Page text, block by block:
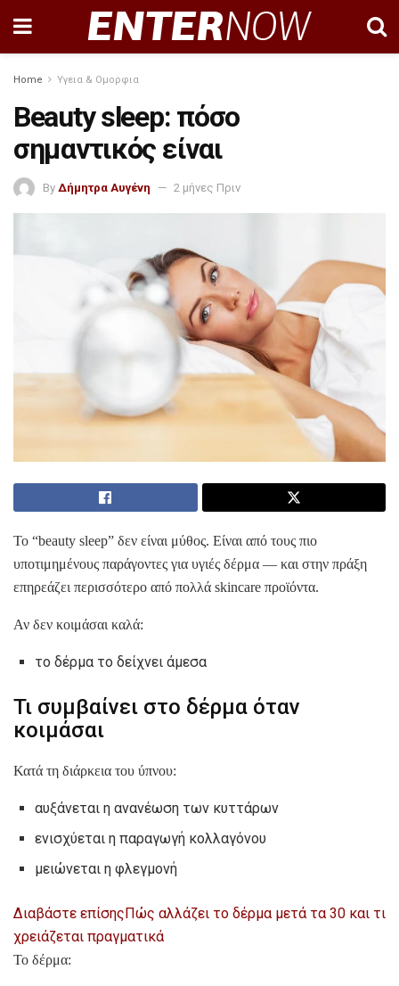
Home Υγεια & Ομορφια
Beauty sleep: πόσο
σημαντικός είναι
By Δήμητρα Αυγένη 2 μήνες Πριν
Το “beauty sleep” δεν είναι μύθος. Είναι από τους πιο
υποτιμημένους παράγοντες για υγιές δέρμα — και στην πράξη
επηρεάζει περισσότερο από πολλά skincare προϊόντα.
Αν δεν κοιμάσαι καλά:
το δέρμα το δείχνει άμεσα
Τι συμβαίνει στο δέρμα όταν
κοιμάσαι
Κατά τη διάρκεια του ύπνου:
αυξάνεται η ανανέωση των κυττάρων
ενισχύεται η παραγωγή κολλαγόνου
μειώνεται η φλεγμονή
Διαβάστε επίσηςΠώς αλλάζει το δέρμα μετά τα 30 και τι
χρειάζεται πραγματικά
Το δέρμα: